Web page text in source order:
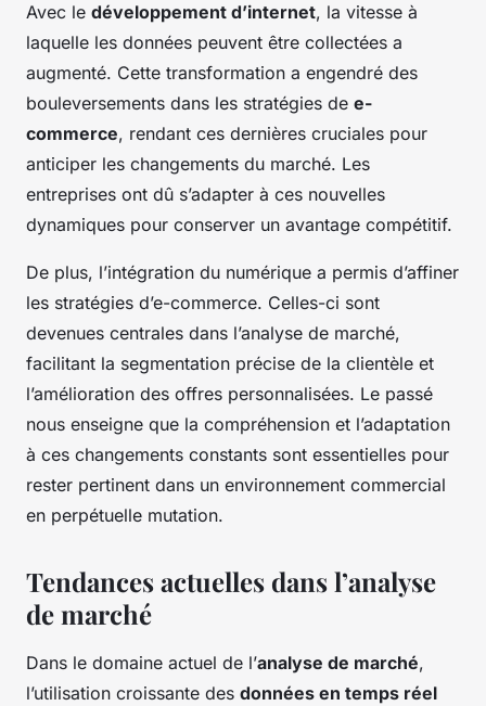
Avec le développement d’internet, la vitesse à
laquelle les données peuvent être collectées a
augmenté. Cette transformation a engendré des
bouleversements dans les stratégies de e-
commerce, rendant ces dernières cruciales pour
anticiper les changements du marché. Les
entreprises ont dû s’adapter à ces nouvelles
dynamiques pour conserver un avantage compétitif.
De plus, l’intégration du numérique a permis d’affiner
les stratégies d’e-commerce. Celles-ci sont
devenues centrales dans l’analyse de marché,
facilitant la segmentation précise de la clientèle et
l’amélioration des offres personnalisées. Le passé
nous enseigne que la compréhension et l’adaptation
à ces changements constants sont essentielles pour
rester pertinent dans un environnement commercial
en perpétuelle mutation.
Tendances actuelles dans l’analyse
de marché
Dans le domaine actuel de l’analyse de marché,
l’utilisation croissante des données en temps réel